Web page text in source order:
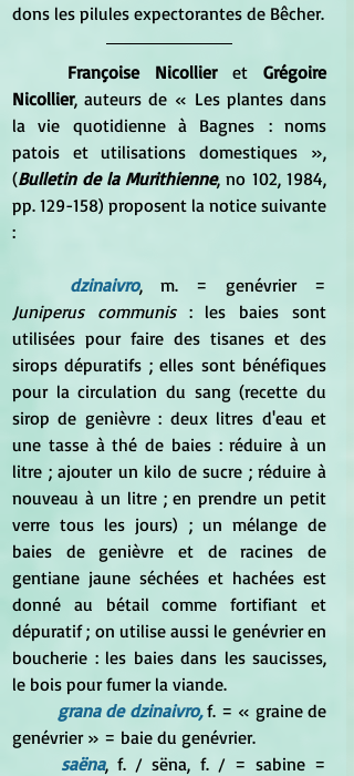
dons les pilules expectorantes de Bêcher.
	Françoise Nicollier
et Grégoire
Nicollier, auteurs de « Les plantes dans
la vie quotidienne à Bagnes : noms
patois et utilisations domestiques »,
(Bulletin de la Murithienne, no 102,‎ 1984,
pp. 129-158) proposent la notice suivante
:
dzinaivro, m. = genévrier =
Juniperus communis : les baies sont
utilisées pour faire des tisanes et des
sirops dépuratifs ; elles sont bénéfiques
pour la circulation du sang (recette du
sirop de genièvre : deux litres d'eau et
une tasse à thé de baies : réduire à un
litre ; ajouter un kilo de sucre ; réduire à
nouveau à un litre ; en prendre un petit
verre tous les jours) ; un mélange de
baies de genièvre et de racines de
gentiane jaune séchées et hachées est
donné au bétail comme fortifiant et
dépuratif ; on utilise aussi le genévrier en
boucherie : les baies dans les saucisses,
le bois pour fumer la viande.
grana de dzinaivro, f. = « graine de
genévrier » = baie du genévrier.
saëna, f. / sëna, f. / = sabine =